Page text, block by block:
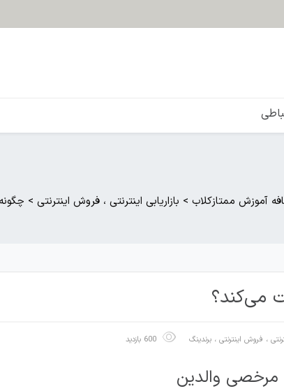
آموزش ممتازکلاب > بازاریابی اینترنتی ، فروش اینترنتی >
می‌کند؟
، فروش اینترنتی ، برندینگ
مرخصی والدین